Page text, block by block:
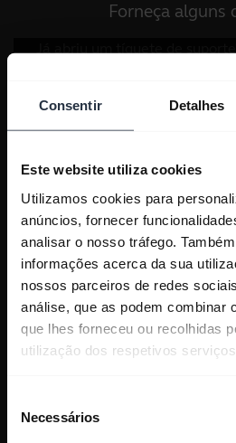
Consentir Detalhes
Este website utiliza cookies
Utilizamos cookies para
anúncios, fornecer
analisar o nosso tráfego.
informações acerca da sua
nossos parceiros de redes
análise, que as podem combinar
que lhes forneceu ou recolhidas
utilização dos respetivos serviços.
Necessários
Forneça alguns